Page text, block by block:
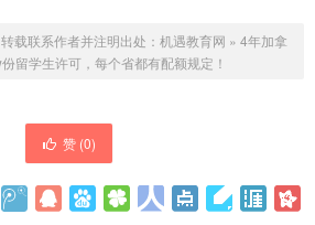
载联系作者并注明出处： 机遇教育网 » 4年加拿
留学生许可，每个省都有配额规定！
赞 (0)